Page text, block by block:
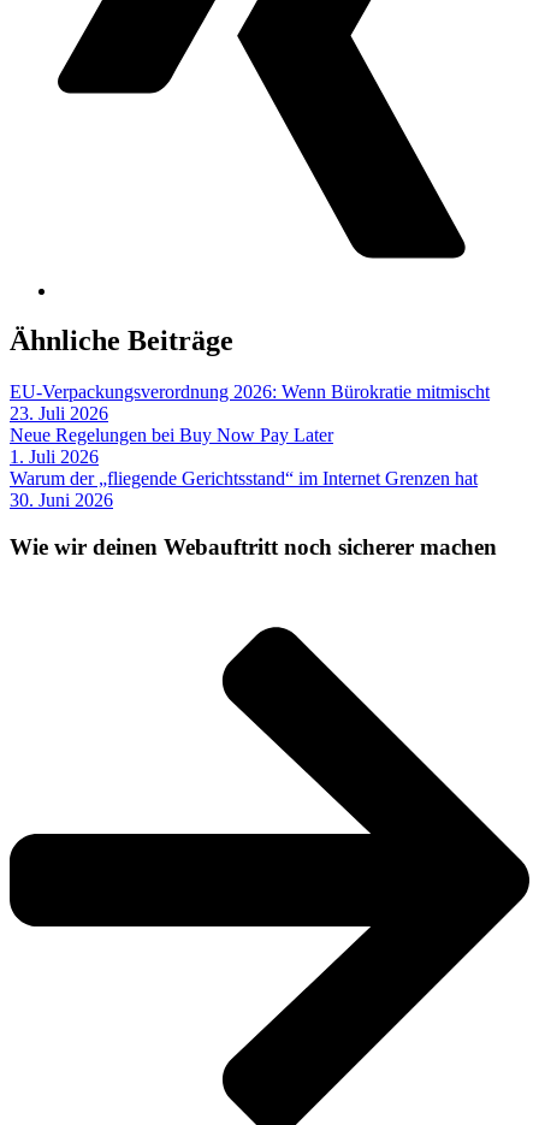
Ähnliche Beiträge
EU-Verpackungsverordnung 2026: Wenn Bürokratie mitmischt
23. Juli 2026
Neue Regelungen bei Buy Now Pay Later
1. Juli 2026
Warum der „fliegende Gerichtsstand“ im Internet Grenzen hat
30. Juni 2026
Wie wir deinen Webauftritt noch sicherer machen